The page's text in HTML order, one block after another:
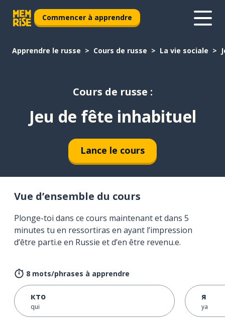
Commencer à apprendre
Apprendre le russe Cours de russe La vie sociale
Cours de russe :
Jeu de fête inhabituel
Lance le cours
Vue d’ensemble du cours
Plonge-toi dans ce cours maintenant et dans 5
minutes tu en ressortiras en ayant l’impression
d’être parti.e en Russie et d’en être revenu.e.
8 mots/phrases à apprendre
кто
qui
я
ya